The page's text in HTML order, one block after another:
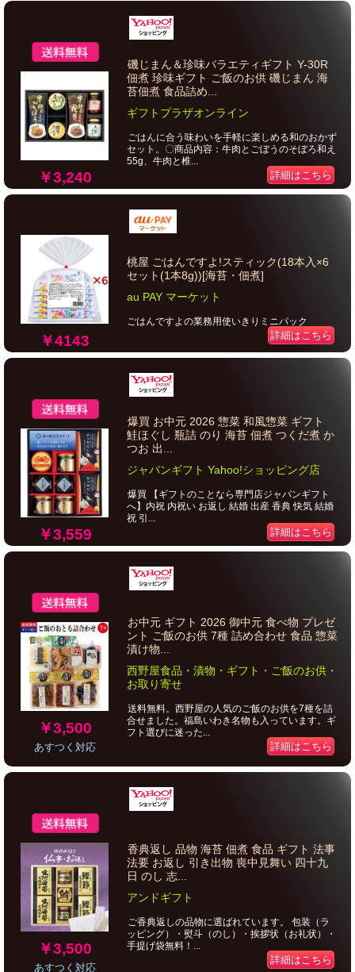
￥3,240
磯じまん＆珍味バラエティギフト Y-30R
佃煮 珍味ギフト ご飯のお供 磯じまん 海
苔佃煮 食品詰め...
ギフトプラザオンライン
ごはんに合う味わいを手軽に楽しめる和のおかず
セット。〇商品内容：牛肉とごぼうのそぼろ和え
55g、牛肉と椎...
詳細はこちら
￥4143
桃屋 ごはんですよ!スティック(18本入×6
セット(1本8g))[海苔・佃煮]
au PAY マーケット
ごはんですよの業務用使いきりミニパック
詳細はこちら
￥3,559
爆買 お中元 2026 惣菜 和風惣菜 ギフト
鮭ほぐし 瓶詰 のり 海苔 佃煮 つくだ煮 か
つお 出...
ジャパンギフト Yahoo!ショッピング店
爆買 【ギフトのことなら専門店ジャパンギフト
へ】内祝 内祝い お返し 結婚 出産 香典 快気 結婚
祝 引...
詳細はこちら
￥3,500
あすつく対応
お中元 ギフト 2026 御中元 食べ物 プレゼ
ント ご飯のお供 7種 詰め合わせ 食品 惣菜
漬け物...
西野屋食品・漬物・ギフト・ご飯のお供・
お取り寄せ
送料無料。西野屋の人気のご飯のお供を7種を詰
合せました。福島いわき名物も入っています。ギ
フト選びに迷った...
詳細はこちら
￥3,500
あすつく対応
香典返し 品物 海苔 佃煮 食品 ギフト 法事
法要 お返し 引き出物 喪中見舞い 四十九
日 のし 志...
アンドギフト
ご香典返しの品物に選ばれています。 包装（ラ
ッピング）・熨斗（のし）・挨拶状（お礼状）・
手提げ袋無料！...
詳細はこちら